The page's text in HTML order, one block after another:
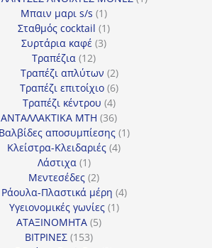
Μπαιν μαρι s/s 11
προϊόν
Σταθμός cocktail 11
Συρτάρια καφέ 33
Τραπέζια 1212
προϊόντα
Τραπέζι απλύτων 22
προϊόντα
Τραπέζι επιτοίχιο 66
προϊόντα
Τραπέζι κέντρου 44
προϊόντα
ΑΝΤΑΛΛΑΚΤΙΚΑ MTH 3636
προϊόντα
Βαλβίδες αποσυμπίεσης 11
Κλείστρα-Κλειδαριές 44
Λάστιχα 11
προϊόν
Μεντεσέδες 22
προϊόντα
Ράουλα-Πλαστικά μέρη 44
Υγειονομικές γωνίες 11
ΑΤΑΞΙΝΟΜΗΤΑ 55
ΒΙΤΡΙΝΕΣ 153153